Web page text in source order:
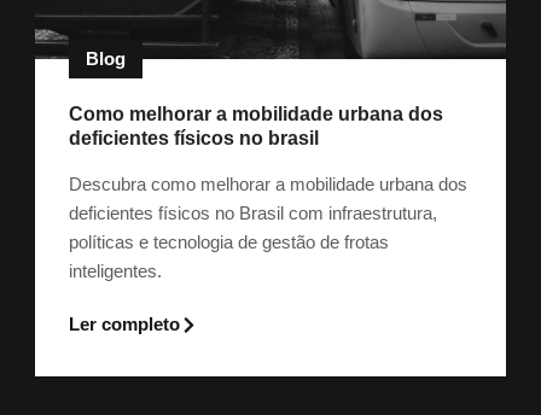
Blog
Como melhorar a mobilidade urbana dos
deficientes físicos no brasil
Descubra como melhorar a mobilidade urbana dos
deficientes físicos no Brasil com infraestrutura,
políticas e tecnologia de gestão de frotas
inteligentes.
Ler completo